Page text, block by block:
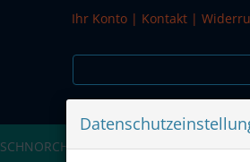
Ihr Konto | Kontakt |
SCHNORCHELN